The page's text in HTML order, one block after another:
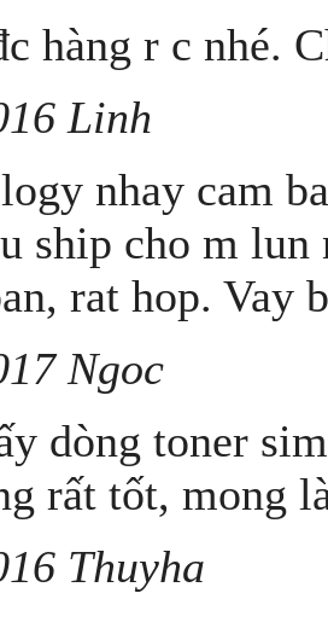
hàng r c nhé.
Linh
nhay cam
ship cho m
rat hop. Vay
Ngoc
dòng toner
rất tốt, mong
Thuyha